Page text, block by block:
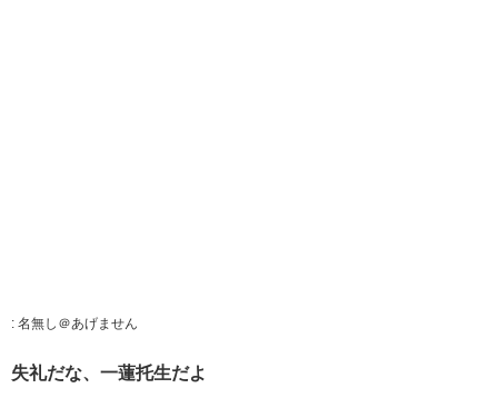
: 名無し＠あげません
失礼だな、一蓮托生だよ